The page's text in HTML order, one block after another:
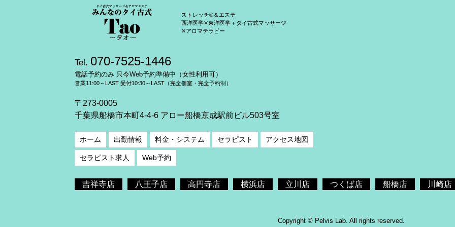
ストレッチ®＆エステ
西洋医学✕東洋医学＋タイ古式マッサージ
✕アロマテラピー
Tel. 070-7525-1446
電話予約のみ 只今Web予約準備中（女性利用可）
営業11:00～LAST 受付10:30～LAST（完全個室・完全予約制）
〒273-0005
千葉県船橋市本町4-4-6 アロー船橋京成駅前ビル503号室
ホーム 出勤情報 料金・システム セラピスト アクセス地図
セラピスト求人 Web予約
吉祥寺店 八王子店 高円寺店 横浜店 立川店 つくば店 船橋店 川崎店
Copyright © Pelvis Lab. All rights reserved.